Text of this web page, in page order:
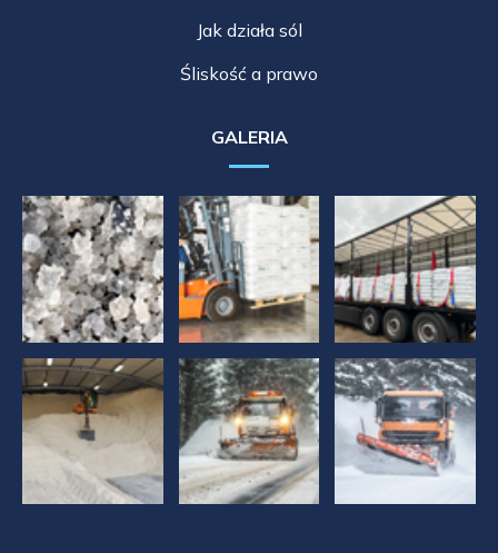
Jak działa sól
Śliskość a prawo
GALERIA